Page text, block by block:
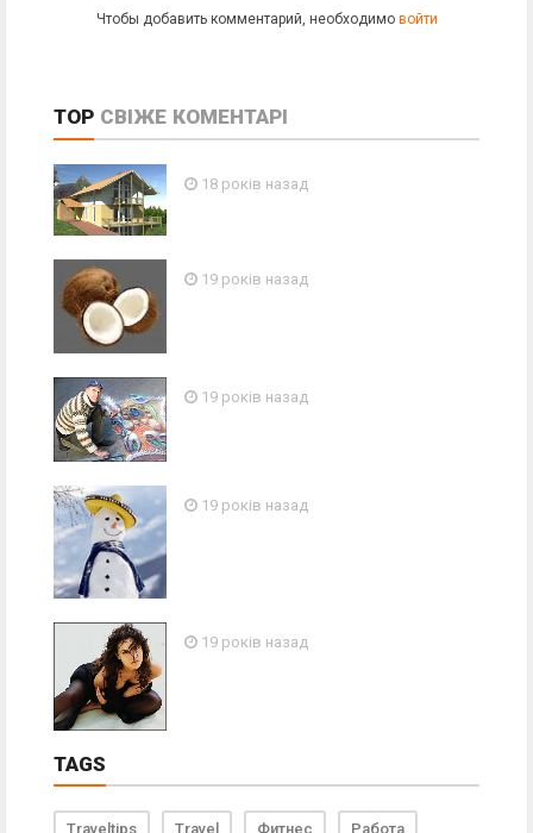
Чтобы добавить комментарий, необходимо войти
TOP СВІЖЕ КОМЕНТАРІ
18 років назад
19 років назад
19 років назад
19 років назад
19 років назад
TAGS
Traveltips Travel Фитнес Работа